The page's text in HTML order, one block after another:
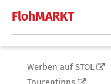
FlohMARKT
Werben auf STOL